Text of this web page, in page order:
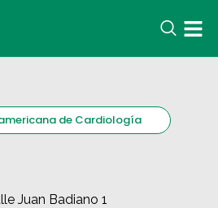
de Cardiología
Juan Badiano 1